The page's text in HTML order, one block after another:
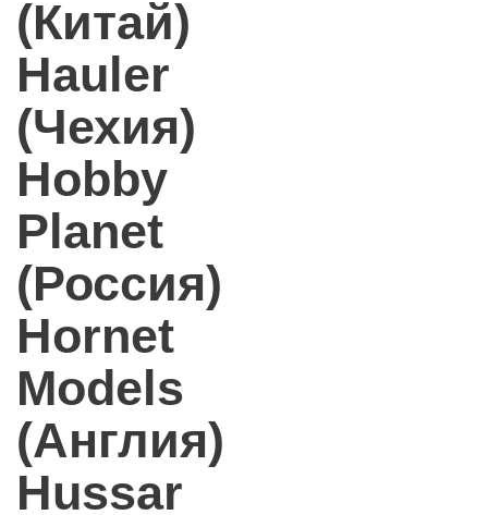
(Китай)
Hauler
(Чехия)
Hobby
Planet
(Россия)
Hornet
Models
(Англия)
Hussar